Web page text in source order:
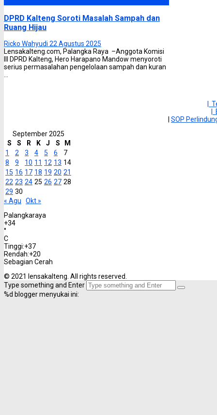
DPRD Kalteng Soroti Masalah Sampah dan
Ruang Hijau
Ricko Wahyudi 22 Agustus 2025
Lensakalteng.com, Palangka Raya –Anggota Komisi
III DPRD Kalteng, Hero Harapano Mandow menyoroti
serius permasalahan pengelolaan sampah dan kuran
|
SOP
September 2025
S
S R K J S
M
1
2 3 4 5 6
7
8
9 10 11 12 13 14
15 16 17 18 19 20 21
22 23 24 25 26 27 28
29 30
« Agu
Okt »
Palangkaraya
+34
°
C
Tinggi:+37
Rendah:+20
Sebagian Cerah
© 2021 lensakalteng. All rights reserved.
Type something and Enter
%d blogger menyukai ini: